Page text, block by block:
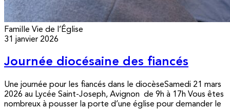
Famille Vie de l’Église
31 janvier 2026
Journée diocésaine des fiancés
Une journée pour les fiancés dans le diocèseSamedi 21 mars
2026 au Lycée Saint-Joseph, Avignon de 9h à 17h Vous êtes
nombreux à pousser la porte d’une église pour demander le